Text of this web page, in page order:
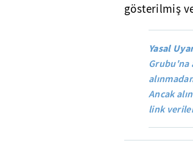
gösterilmiş
Yasal
Grubu'na
Ancak
link